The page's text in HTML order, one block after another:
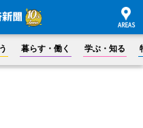
暮らす・働く 学ぶ・知る